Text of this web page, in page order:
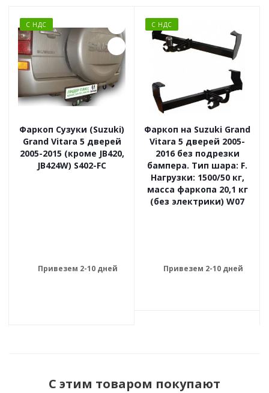
С НДС
Фаркоп Сузуки (Suzuki)
Grand Vitara 5 дверей
2005-2015 (кроме JB420,
JB424W) S402-FC
Привезем 2-10 дней
С НДС
Фаркоп на Suzuki Grand
Vitara 5 дверей 2005-
2016 без подрезки
бампера. Тип шара: F.
Нагрузки: 1500/50 кг,
масса фаркопа 20,1 кг
(без электрики) W07
Привезем 2-10 дней
С этим товаром покупают